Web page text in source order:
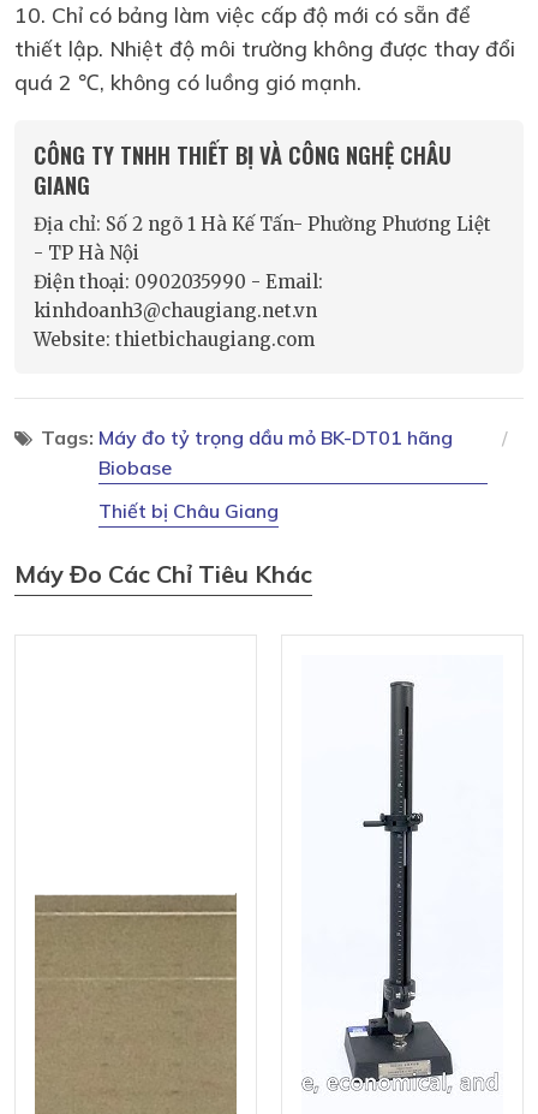
10. Chỉ có bảng làm việc cấp độ mới có sẵn để
thiết lập. Nhiệt độ môi trường không được thay đổi
quá 2 ℃, không có luồng gió mạnh.
CÔNG TY TNHH THIẾT BỊ VÀ CÔNG NGHỆ CHÂU
GIANG
Địa chỉ: Số 2 ngõ 1 Hà Kế Tấn- Phường Phương Liệt
- TP Hà Nội
Điện thoại: 0902035990 - Email:
kinhdoanh3@chaugiang.net.vn
Website: thietbichaugiang.com
Tags: Máy đo tỷ trọng dầu mỏ BK-DT01 hãng
Biobase
Thiết bị Châu Giang
Máy Đo Các Chỉ Tiêu Khác